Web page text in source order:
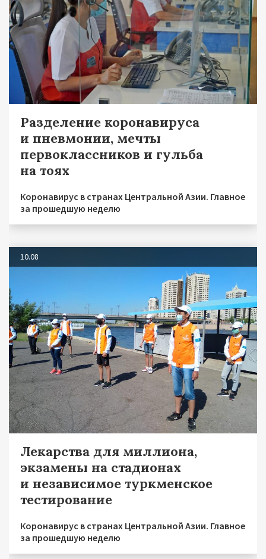
Разделение коронавируса
и пневмонии, мечты
первоклассников и гульба
на тоях
Коронавирус в странах Центральной Азии. Главное
за прошедшую неделю
10.08
Лекарства для миллиона,
экзамены на стадионах
и независимое туркменское
тестирование
Коронавирус в странах Центральной Азии. Главное
за прошедшую неделю